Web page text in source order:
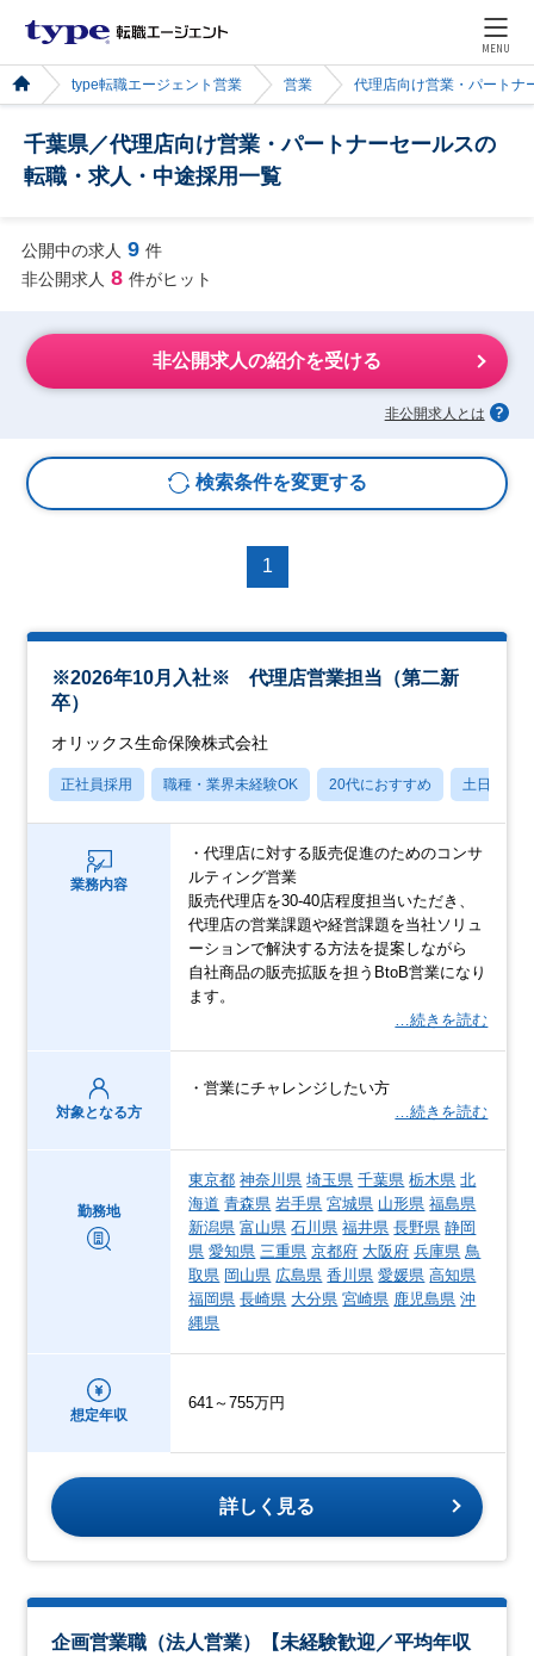
MENU
type転職エージェント営業 営業 代理店向け営業・パートナ
千葉県／代理店向け営業・パートナーセールスの
転職・求人・中途採用一覧
公開中の求人 9 件
非公開求人 8 件がヒット
非公開求人の紹介を受ける
非公開求人とは
検索条件を変更する
1
※2026年10月入社※ 代理店営業担当（第二新
卒）
オリックス生命保険株式会社
正社員採用 職種・業界未経験OK 20代におすすめ 土日祝休み
業務内容
・代理店に対する販売促進のためのコンサ
ルティング営業
販売代理店を30-40店程度担当いただき、
代理店の営業課題や経営課題を当社ソリュ
ーションで解決する方法を提案しながら
自社商品の販売拡販を担うBtoB営業になり
ます。
…続きを読む
対象となる方
・営業にチャレンジしたい方
…続きを読む
勤務地
東京都 神奈川県 埼玉県 千葉県 栃木県 北
海道 青森県 岩手県 宮城県 山形県 福島県
新潟県 富山県 石川県 福井県 長野県 静岡
県 愛知県 三重県 京都府 大阪府 兵庫県 鳥
取県 岡山県 広島県 香川県 愛媛県 高知県
福岡県 長崎県 大分県 宮崎県 鹿児島県 沖
縄県
想定年収
641～755万円
詳しく見る
企画営業職（法人営業）【未経験歓迎／平均年収